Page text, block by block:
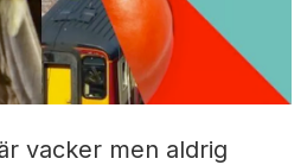
vacker men aldrig